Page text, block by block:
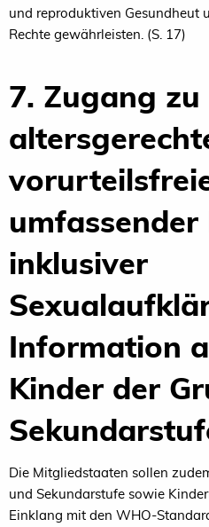
und reproduktiven Gesundheut
Rechte gewährleisten. (S. 17)
7. Zugang zu
umfassender
inklusiver
Information
Kinder der
Die Mitgliedstaaten sollen
und Sekundarstufe sowie
Einklang mit den WHO-